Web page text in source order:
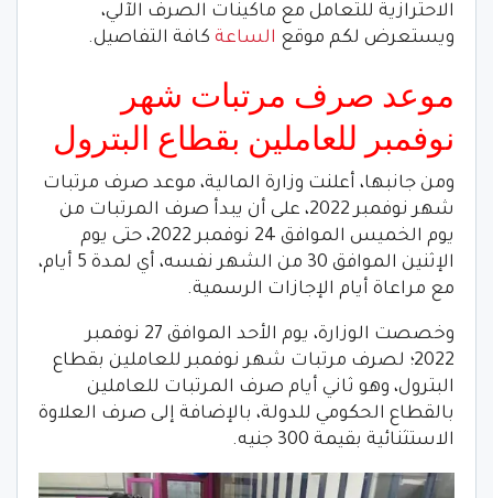
الاحترازية للتعامل مع ماكينات الصرف الآلي،
ويستعرض لكم موقع الساعة كافة التفاصيل.
موعد صرف مرتبات شهر
نوفمبر للعاملين بقطاع البترول
ومن جانبها، أعلنت وزارة المالية، موعد صرف مرتبات
شهر نوفمبر 2022، على أن يبدأ صرف المرتبات من
يوم الخميس الموافق 24 نوفمبر 2022، حتى يوم
الإثنين الموافق 30 من الشهر نفسه، أي لمدة 5 أيام،
مع مراعاة أيام الإجازات الرسمية.
وخصصت الوزارة، يوم الأحد الموافق 27 نوفمبر
2022؛ لصرف مرتبات شهر نوفمبر للعاملين بقطاع
البترول، وهو ثاني أيام صرف المرتبات للعاملين
بالقطاع الحكومي للدولة، بالإضافة إلى صرف العلاوة
الاستثنائية بقيمة 300 جنيه.